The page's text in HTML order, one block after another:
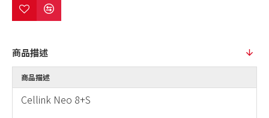
商品描述
商品描述
Cellink Neo 8+S